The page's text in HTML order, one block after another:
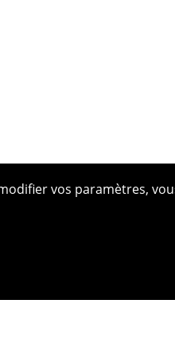
vos paramètres,